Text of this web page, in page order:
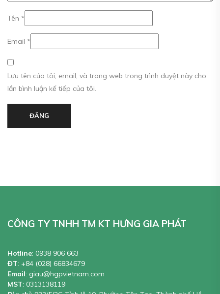
Tên *
Email *
Lưu tên của tôi, email, và trang web trong trình duyệt này cho
lần bình luận kế tiếp của tôi.
ĐĂNG
CÔNG TY TNHH TM KT HƯNG GIA PHÁT
Hotline: 0938 906 663
ĐT: +84 (028) 66834679
Email: giau@hgpvietnam.com
MST: 0313138119